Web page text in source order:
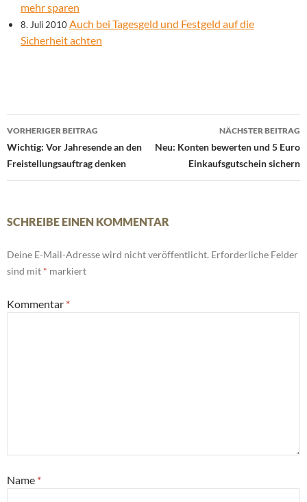
mehr sparen
8. Juli 2010Auch bei Tagesgeld und Festgeld auf die
Sicherheit achten
Beitrags-
Navigation
VORHERIGER BEITRAG
Wichtig: Vor Jahresende an den
Freistellungsauftrag denken
NÄCHSTER BEITRAG
Neu: Konten bewerten und 5 Euro
Einkaufsgutschein sichern
SCHREIBE EINEN KOMMENTAR
Deine E-Mail-Adresse wird nicht veröffentlicht. Erforderliche Felder
sind mit * markiert
Kommentar *
Name *